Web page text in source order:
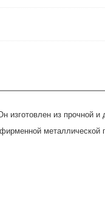
из прочной и
металлической